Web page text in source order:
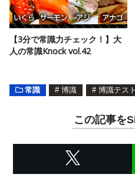
【3分で常識力チェック！】大
人の常識Knock vol.42
常識 # 博識 # 博識テスト
この記事を